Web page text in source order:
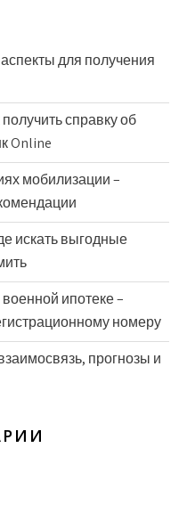
для получения
справку об
Online
мобилизации –
искать выгодные
ипотеке –
номеру
прогнозы и